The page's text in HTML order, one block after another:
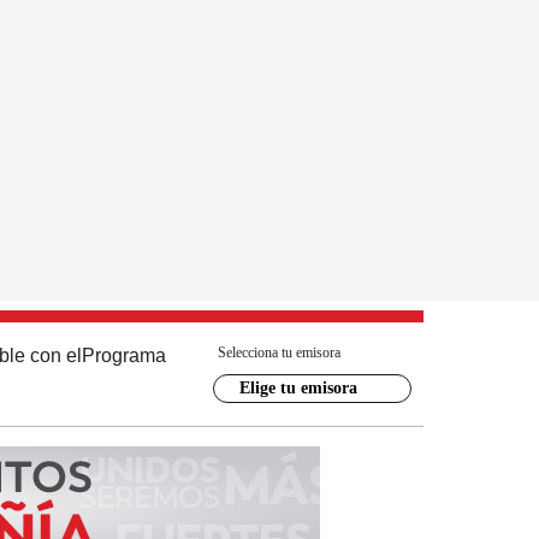
con el Programa Selecciona tu emisora
Elige tu emisora